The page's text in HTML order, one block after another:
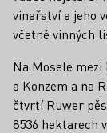
vinařství a jeho
včetně vinných
Na Mosele
a Konzem a na
čtvrtí Ruwer
8536 hektarech